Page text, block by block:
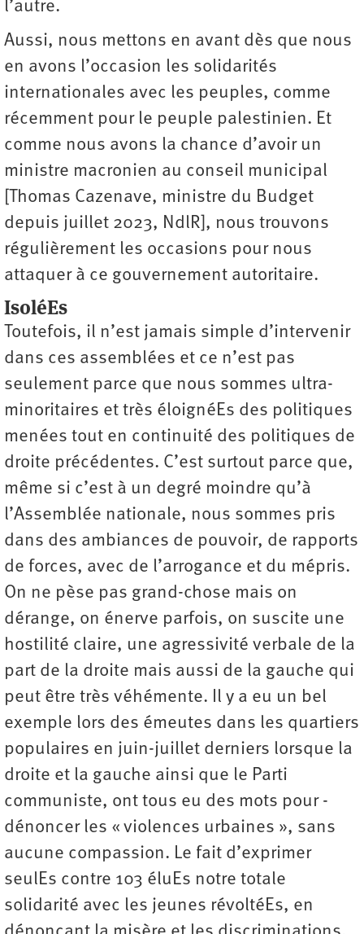
l’autre.
Aussi, nous mettons en avant dès que nous
en avons l’occasion les solidarités
internationales avec les peuples, comme
récemment pour le peuple palestinien. Et
comme nous avons la chance d’avoir un
ministre macronien au conseil municipal
[Thomas Cazenave, ministre du Budget
depuis juillet 2023, NdlR], nous trouvons
régulièrement les occasions pour nous
attaquer à ce gouvernement autoritaire.
IsoléEs
Toutefois, il n’est jamais simple d’intervenir
dans ces assemblées et ce n’est pas
seulement parce que nous sommes ultra-
minoritaires et très éloignéEs des politiques
menées tout en continuité des politiques de
droite précédentes. C’est surtout parce que,
même si c’est à un degré moindre qu’à
l’Assemblée nationale, nous sommes pris
dans des ambiances de pouvoir, de rapports
de forces, avec de l’arrogance et du mépris.
On ne pèse pas grand-chose mais on
dérange, on énerve parfois, on suscite une
hostilité claire, une agressivité verbale de la
part de la droite mais aussi de la gauche qui
peut être très véhémente. Il y a eu un bel
exemple lors des émeutes dans les quartiers
populaires en juin-juillet derniers lorsque la
droite et la gauche ainsi que le Parti
communiste, ont tous eu des mots pour ­
dénoncer les « violences urbaines », sans
aucune compassion. Le fait d’exprimer
seulEs contre 103 éluEs notre totale
solidarité avec les jeunes révoltéEs, en